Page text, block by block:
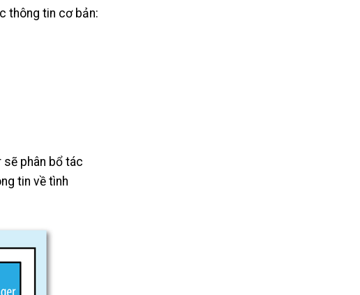
thông tin cơ bản:
phân bổ tác
tin về tình